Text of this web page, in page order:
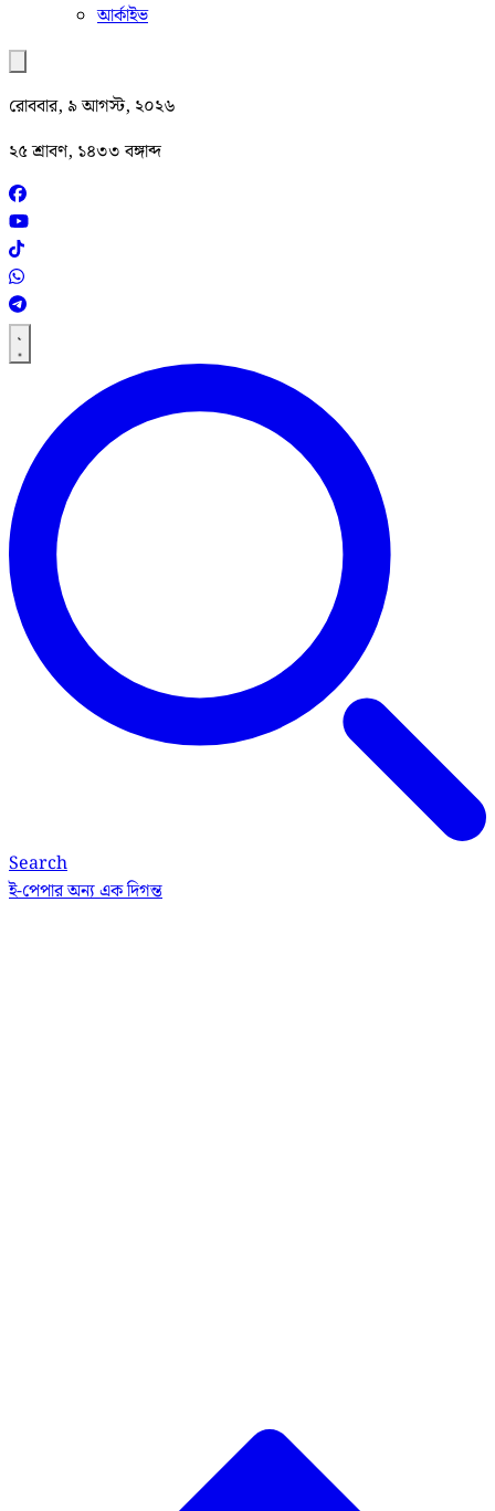
আর্কাইভ
রোববার, ৯ আগস্ট, ২০২৬
২৫ শ্রাবণ, ১৪৩৩ বঙ্গাব্দ
Search
ই-পেপারঅন্য এক দিগন্ত